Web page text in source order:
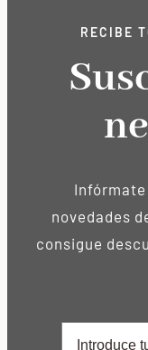
RECIBE
novedades
consigue